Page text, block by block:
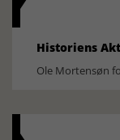
Historiens
Ole Mortensøn